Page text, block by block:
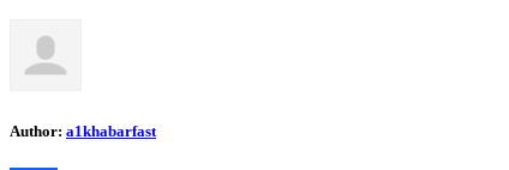
Author: a1khabarfast